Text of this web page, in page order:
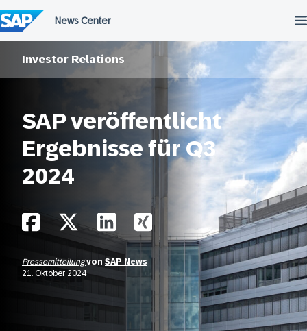
Investor Relations
SAP veröffentlicht
Ergebnisse für Q3
2024
Pressemitteilungvon SAP News
21. Oktober 2024